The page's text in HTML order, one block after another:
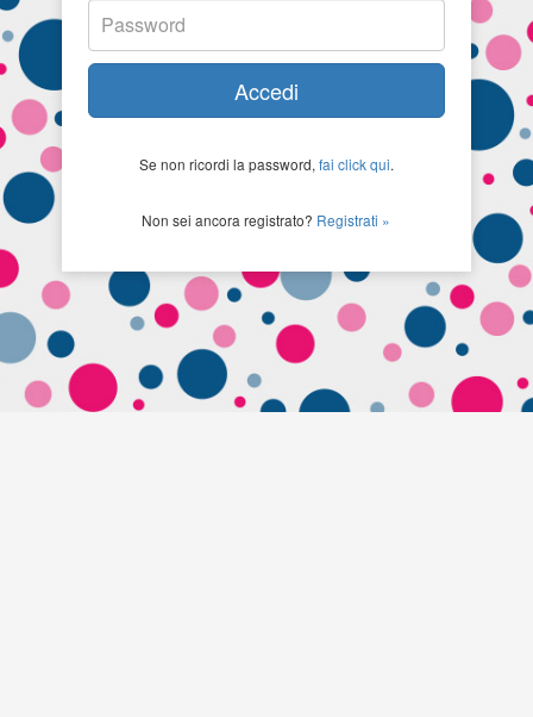
Accedi
Se non ricordi la password, fai click qui.
Non sei ancora registrato? Registrati »